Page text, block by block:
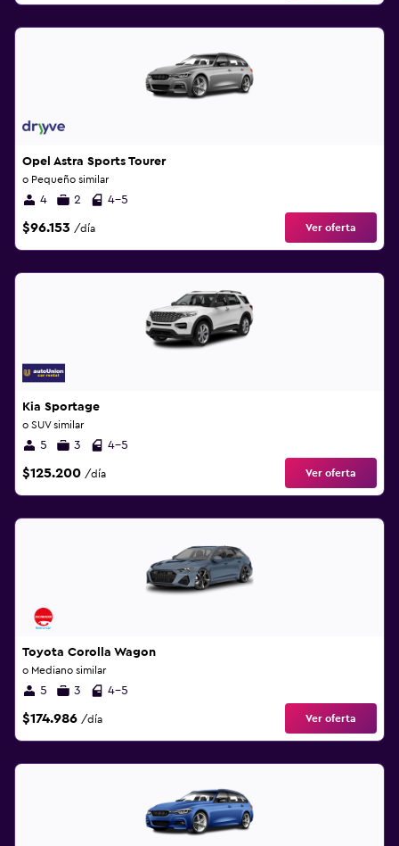
Opel Astra Sports Tourer
o Pequeño similar
4 2 4-5
$96.153 /día Ver oferta
Kia Sportage
o SUV similar
5 3 4-5
$125.200 /día Ver oferta
Toyota Corolla Wagon
o Mediano similar
5 3 4-5
$174.986 /día Ver oferta